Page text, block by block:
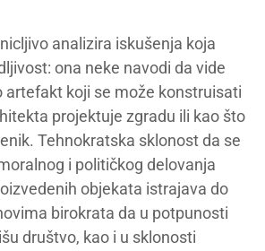
analizira iskušenja koja
ona neke navodi da vide
artefakt koji se može konstruisati
projektuje zgradu ili kao što
Tehnokratska sklonost da se
i političkog delovanja
objekata istrajava do
birokrata da u potpunosti
društvo, kao i u sklonosti